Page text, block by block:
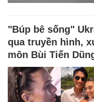
"Búp bê sống"
qua truyền hình,
môn Bùi Tiến